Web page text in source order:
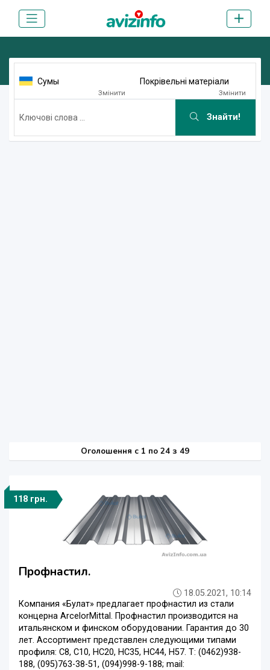
Сумы
Змінити
Покрівельні матеріали
Змінити
Знайти!
Оголошення c 1 по 24 з 49
118 грн.
Профнастил.
18.05.2021, 10:14
Компания «Булат» предлагает профнастил из стали
концерна ArcelorMittal. Профнастил производится на
итальянском и финском оборудовании. Гарантия до 30
лет. Ассортимент представлен следующими типами
профиля: С8, C10, НС20, НС35, НС44, Н57. Т: (0462)938-
188, (095)763-38-51, (094)998-9-188; mail: